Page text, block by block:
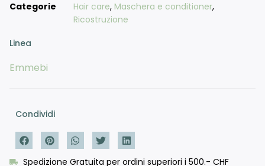
Categorie
Hair care, Maschera e conditioner,
Ricostruzione
Linea
Emmebi
Condividi
Spedizione Gratuita per ordini superiori i 500.- CHF